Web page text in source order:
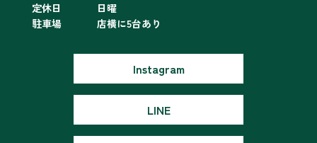
定休日
日曜
駐車場
店横に5台あり
Instagram
LINE